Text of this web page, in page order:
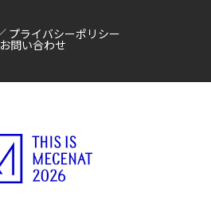
プライバシーポリシー
お問い合わせ